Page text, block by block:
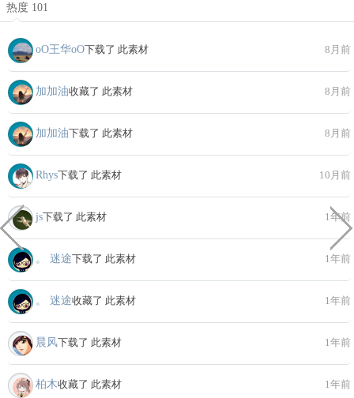
热度 101
oО王华oО下载了 此素材 8月前
加加油收藏了 此素材 8月前
加加油下载了 此素材 8月前
Rhys下载了 此素材 10月前
js下载了 此素材 1年前
。 迷途下载了 此素材 1年前
。 迷途收藏了 此素材 1年前
晨风下载了 此素材 1年前
柏木收藏了 此素材 1年前